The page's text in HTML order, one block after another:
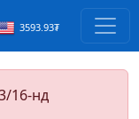
3593.93₮
16-нд